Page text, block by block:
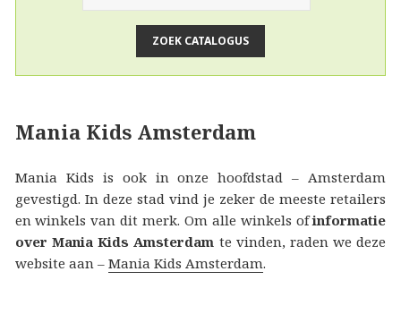
Mania Kids Amsterdam
Mania Kids is ook in onze hoofdstad – Amsterdam
gevestigd. In deze stad vind je zeker de meeste retailers
en winkels van dit merk. Om alle winkels ofinformatie
over Mania Kids Amsterdam te vinden, raden we deze
website aan – Mania Kids Amsterdam.